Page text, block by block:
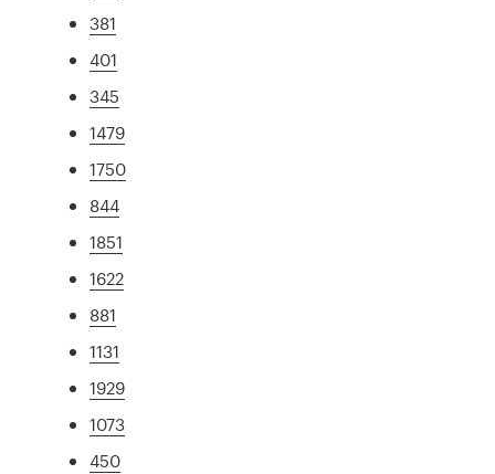
381
401
345
1479
1750
844
1851
1622
881
1131
1929
1073
450